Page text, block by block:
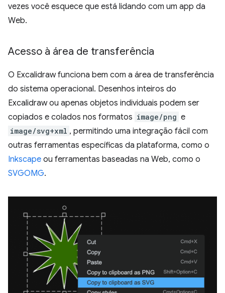
vezes você esquece que está lidando com um app da
Web.
Acesso à área de transferência
O Excalidraw funciona bem com a área de transferência
do sistema operacional. Desenhos inteiros do
Excalidraw ou apenas objetos individuais podem ser
copiados e colados nos formatos image/png e
image/svg+xml , permitindo uma integração fácil com
outras ferramentas específicas da plataforma, como o
Inkscape ou ferramentas baseadas na Web, como o
SVGOMG.